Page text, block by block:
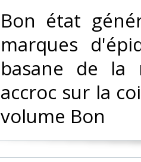
‎Bon état
marques
basane de la
accroc sur la
volume Bon ‎